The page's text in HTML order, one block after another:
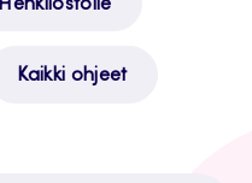
Henkilöstölle
Kaikki ohjeet